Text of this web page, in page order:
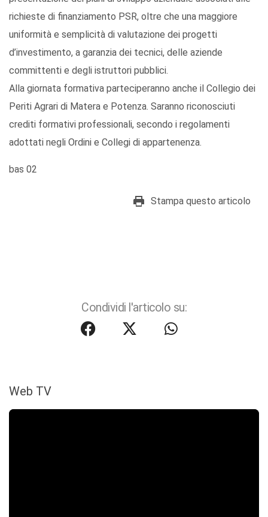
richieste di finanziamento PSR, oltre che una maggiore
uniformità e semplicità di valutazione dei progetti
d’investimento, a garanzia dei tecnici, delle aziende
committenti e degli istruttori pubblici.
Alla giornata formativa parteciperanno anche il Collegio dei
Periti Agrari di Matera e Potenza. Saranno riconosciuti
crediti formativi professionali, secondo i regolamenti
adottati negli Ordini e Collegi di appartenenza.
bas 02
Stampa questo articolo
Condividi l'articolo su:
Web TV